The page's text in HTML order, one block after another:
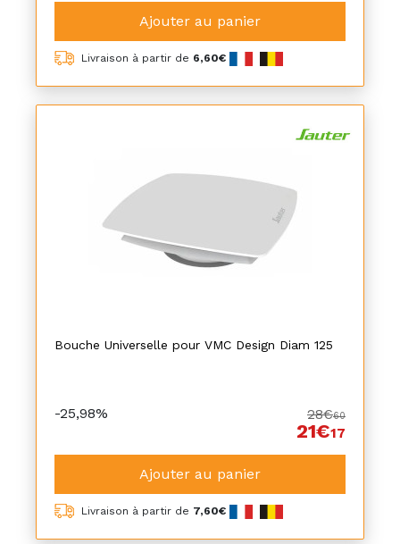
Ajouter au panier
Livraison à partir de 6,60€
Bouche Universelle pour VMC Design Diam 125
-25,98% 28€60
21€17
Ajouter au panier
Livraison à partir de 7,60€